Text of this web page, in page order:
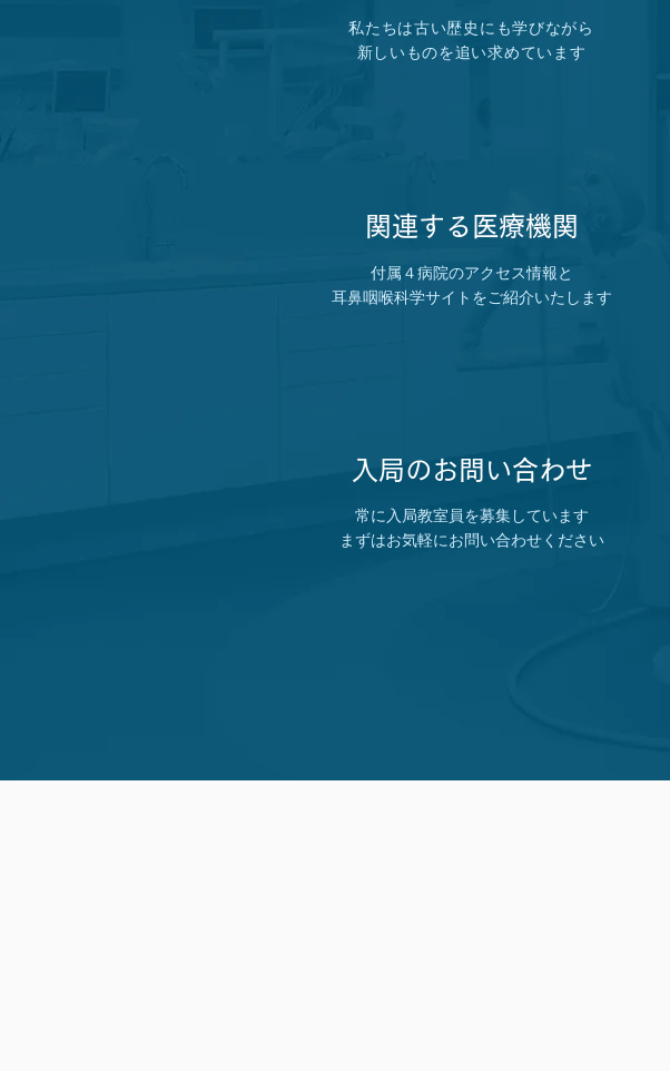
私たちは古い歴史にも学びながら
新しいものを追い求めています
​関連する医療機関
付属４病院のアクセス情報と
耳鼻咽喉科学サイトを​ご紹介いたします
入局のお問い合わせ
常に入局教室員を募集しています
まずはお気軽にお問い合わせください